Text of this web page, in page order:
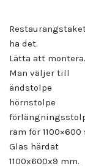
ha det.
Lätta att montera.
Man väljer till
ändstolpe
hörnstolpe
ram för 1100×600
Glas härdat
1100x600x9 mm.